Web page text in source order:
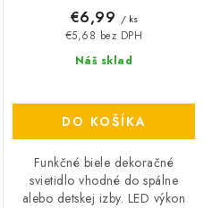
Náš sklad
€5,68 bez DPH
€6,99 / ks
DO KOŠÍKA
Funkčné biele dekoračné
svietidlo vhodné do spálne
alebo detskej izby. LED výkon